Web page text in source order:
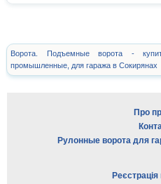
Ворота. Подъемные ворота -
промышленные, для гаража в Сокирянах
Про
Рулонные ворота для
Реєстрація